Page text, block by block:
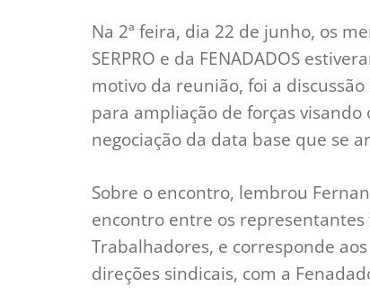
Na 2ª feira, dia 22 de junho, os
SERPRO e da FENADADOS
motivo da reunião, foi a
para ampliação de forças
negociação da data base que se
Sobre o encontro, lembrou
encontro entre os
Trabalhadores, e corresponde
direções sindicais, com a